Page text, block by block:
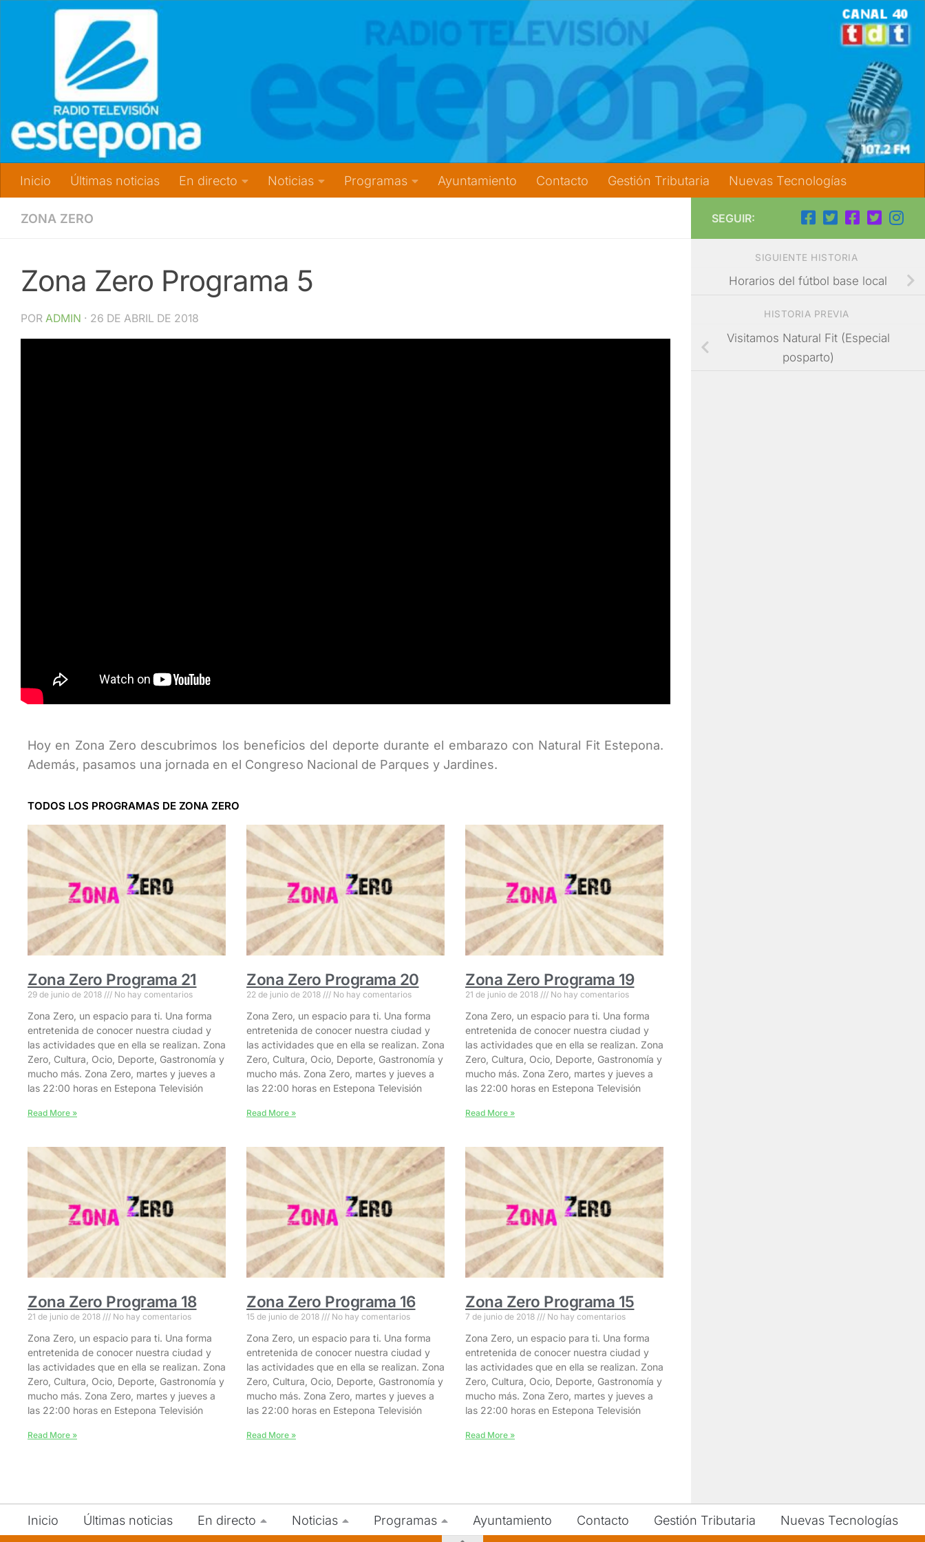
Inicio Últimas noticias En directo Noticias Programas Ayuntamiento Contacto Gestión Tributaria Nuevas Tecnologías
ZONA ZERO
Zona Zero Programa 5
POR ADMIN · 26 DE ABRIL DE 2018
Hoy en Zona Zero descubrimos los beneficios del deporte durante el embarazo con Natural Fit Estepona.
Además, pasamos una jornada en el Congreso Nacional de Parques y Jardines.
TODOS LOS PROGRAMAS DE ZONA ZERO
Zona Zero Programa 21
29 de junio de 2018 No hay comentarios
Zona Zero, un espacio para ti. Una forma
entretenida de conocer nuestra ciudad y
las actividades que en ella se realizan. Zona
Zero, Cultura, Ocio, Deporte, Gastronomía y
mucho más. Zona Zero, martes y jueves a
las 22:00 horas en Estepona Televisión
Read More »
Zona Zero Programa 20
22 de junio de 2018 No hay comentarios
Zona Zero, un espacio para ti. Una forma
entretenida de conocer nuestra ciudad y
las actividades que en ella se realizan. Zona
Zero, Cultura, Ocio, Deporte, Gastronomía y
mucho más. Zona Zero, martes y jueves a
las 22:00 horas en Estepona Televisión
Read More »
Zona Zero Programa 19
21 de junio de 2018 No hay comentarios
Zona Zero, un espacio para ti. Una forma
entretenida de conocer nuestra ciudad y
las actividades que en ella se realizan. Zona
Zero, Cultura, Ocio, Deporte, Gastronomía y
mucho más. Zona Zero, martes y jueves a
las 22:00 horas en Estepona Televisión
Read More »
Zona Zero Programa 18
21 de junio de 2018 No hay comentarios
Zona Zero, un espacio para ti. Una forma
entretenida de conocer nuestra ciudad y
las actividades que en ella se realizan. Zona
Zero, Cultura, Ocio, Deporte, Gastronomía y
mucho más. Zona Zero, martes y jueves a
las 22:00 horas en Estepona Televisión
Read More »
Zona Zero Programa 16
15 de junio de 2018 No hay comentarios
Zona Zero, un espacio para ti. Una forma
entretenida de conocer nuestra ciudad y
las actividades que en ella se realizan. Zona
Zero, Cultura, Ocio, Deporte, Gastronomía y
mucho más. Zona Zero, martes y jueves a
las 22:00 horas en Estepona Televisión
Read More »
Zona Zero Programa 15
7 de junio de 2018 No hay comentarios
Zona Zero, un espacio para ti. Una forma
entretenida de conocer nuestra ciudad y
las actividades que en ella se realizan. Zona
Zero, Cultura, Ocio, Deporte, Gastronomía y
mucho más. Zona Zero, martes y jueves a
las 22:00 horas en Estepona Televisión
Read More »
SEGUIR:
SIGUIENTE HISTORIA
Horarios del fútbol base local
HISTORIA PREVIA
Visitamos Natural Fit (Especial
posparto)
Inicio Últimas noticias En directo Noticias Programas Ayuntamiento Contacto Gestión Tributaria Nuevas Tecnologías